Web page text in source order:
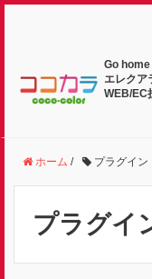
Go
エレクア
WEB/EC
ホーム / プラグイン
プラグイ